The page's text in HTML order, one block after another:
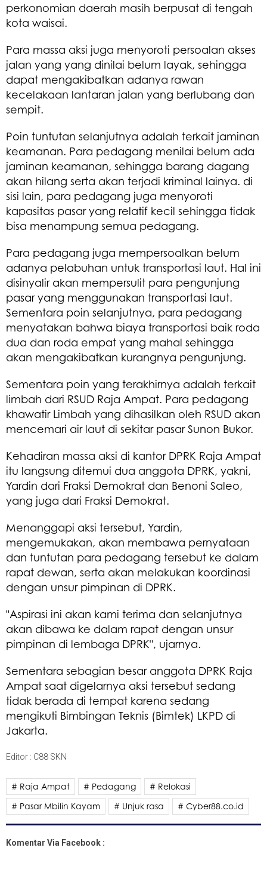
perkonomian daerah masih berpusat di tengah
kota waisai.
Para massa aksi juga menyoroti persoalan akses
jalan yang yang dinilai belum layak, sehingga
dapat mengakibatkan adanya rawan
kecelakaan lantaran jalan yang berlubang dan
sempit.
Poin tuntutan selanjutnya adalah terkait jaminan
keamanan. Para pedagang menilai belum ada
jaminan keamanan, sehingga barang dagang
akan hilang serta akan terjadi kriminal lainya. di
sisi lain, para pedagang juga menyoroti
kapasitas pasar yang relatif kecil sehingga tidak
bisa menampung semua pedagang.
Para pedagang juga mempersoalkan belum
adanya pelabuhan untuk transportasi laut. Hal ini
disinyalir akan mempersulit para pengunjung
pasar yang menggunakan transportasi laut.
Sementara poin selanjutnya, para pedagang
menyatakan bahwa biaya transportasi baik roda
dua dan roda empat yang mahal sehingga
akan mengakibatkan kurangnya pengunjung.
Sementara poin yang terakhirnya adalah terkait
limbah dari RSUD Raja Ampat. Para pedagang
khawatir Limbah yang dihasilkan oleh RSUD akan
mencemari air laut di sekitar pasar Sunon Bukor.
Kehadiran massa aksi di kantor DPRK Raja Ampat
itu langsung ditemui dua anggota DPRK, yakni,
Yardin dari Fraksi Demokrat dan Benoni Saleo,
yang juga dari Fraksi Demokrat.
Menanggapi aksi tersebut, Yardin,
mengemukakan, akan membawa pernyataan
dan tuntutan para pedagang tersebut ke dalam
rapat dewan, serta akan melakukan koordinasi
dengan unsur pimpinan di DPRK.
"Aspirasi ini akan kami terima dan selanjutnya
akan dibawa ke dalam rapat dengan unsur
pimpinan di lembaga DPRK", ujarnya.
Sementara sebagian besar anggota DPRK Raja
Ampat saat digelarnya aksi tersebut sedang
tidak berada di tempat karena sedang
mengikuti Bimbingan Teknis (Bimtek) LKPD di
Jakarta.
Editor : C88 SKN
# Raja Ampat # Pedagang
# Relokasi
# Pasar Mbilin Kayam
# Unjuk rasa # Cyber88.co.id
Komentar Via Facebook :